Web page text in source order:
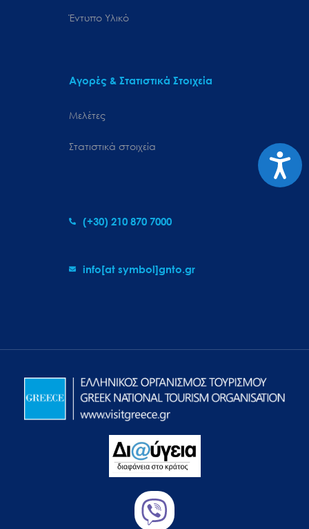
Έντυπο Υλικό
Αγορές & Στατιστικά Στοιχεία
Μελέτες
Στατιστικά στοιχεία
(+30) 210 870 7000
info[at symbol]gnto.gr